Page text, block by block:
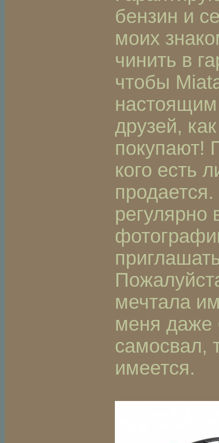
бензин и
моих
чинить в
чтобы
друзей,
покупают!
кого есть
регулярно
мечтала
меня даже
самосвал,
имеется.